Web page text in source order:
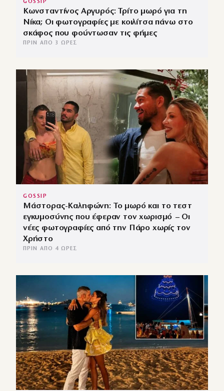
GOSSIP
Κωνσταντίνος Αργυρός: Τρίτο μωρό για τη
Νίκα; Οι φωτογραφίες με κοιλίτσα πάνω στο
σκάφος που φούντωσαν τις φήμες
ΠΡΙΝ ΑΠΌ 3 ΏΡΕΣ
GOSSIP
Μάστορας-Καληφώνη: Το μωρό και το τεστ
εγκυμοσύνης που έφεραν τον χωρισμό – Οι
νέες φωτογραφίες από την Πάρο χωρίς τον
Χρήστο
ΠΡΙΝ ΑΠΌ 4 ΏΡΕΣ